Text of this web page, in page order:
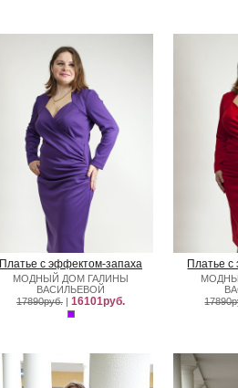
Платье с эффектом-запаха
МОДНЫЙ ДОМ ГАЛИНЫ
ВАСИЛЬЕВОЙ
17890руб. | 16101руб.
Платье